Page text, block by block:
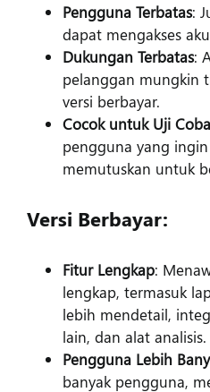
Pengguna Terbatas:
dapat mengakses
Dukungan Terbatas:
pelanggan mungkin
versi berbayar.
Cocok untuk Uji Coba
pengguna yang
memutuskan untuk
Versi Berbayar:
Fitur Lengkap:
lengkap, termasuk
lebih mendetail,
lain, dan alat analisis.
Pengguna Lebih
banyak pengguna,